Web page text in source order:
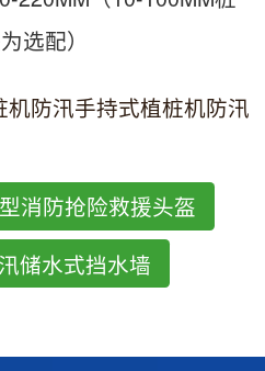
选配）
机防汛手持式植桩机防汛
消防抢险救援头盔
储水式挡水墙